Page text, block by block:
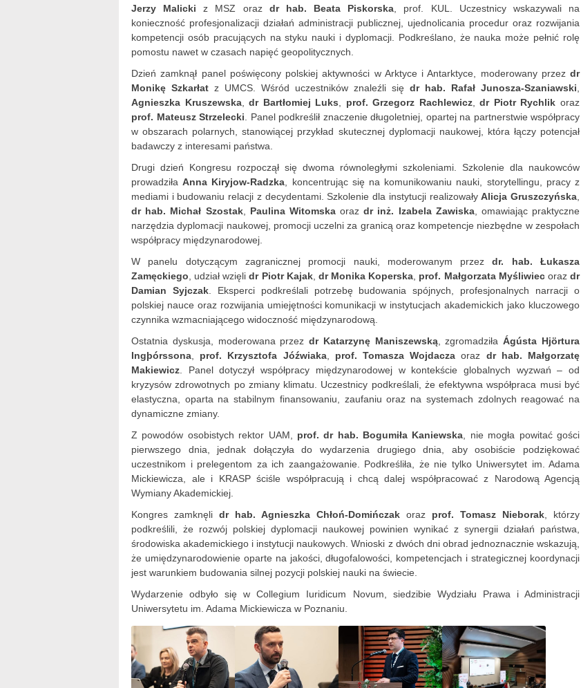
Jerzy Malicki z MSZ oraz dr hab. Beata Piskorska , prof. KUL. Uczestnicy wskazywali na
konieczność profesjonalizacji działań administracji publicznej, ujednolicania procedur oraz rozwijania
kompetencji osób pracujących na styku nauki i dyplomacji. Podkreślano, że nauka może pełnić rolę
pomostu nawet w czasach napięć geopolitycznych.
Dzień zamknął panel poświęcony polskiej aktywności w Arktyce i Antarktyce, moderowany przez dr
Monikę Szkarłat z UMCS. Wśród uczestników znaleźli się dr hab. Rafał Junosza-Szaniawski
Agnieszka Kruszewska,dr Bartłomiej Luks prof. Grzegorz Rachlewicz,dr Piotr Rychlik oraz
prof. Mateusz Strzelecki . Panel podkreślił znaczenie długoletniej, opartej na partnerstwie współpracy
w obszarach polarnych, stanowiącej przykład skutecznej dyplomacji naukowej, która łączy potencjał
badawczy z interesami państwa.
Drugi dzień Kongresu rozpoczął się dwoma równoległymi szkoleniami. Szkolenie dla naukowców
prowadziłaAnna Kiryjow-Radzka , koncentrując się na komunikowaniu nauki, storytellingu, pracy z
mediami i budowaniu relacji z decydentami. Szkolenie dla instytucji realizowałyAlicja Gruszczyńska
dr hab. Michał Szostak, Paulina Witomskaorazdr inż. Izabela Zawiska, omawiając praktyczne
narzędzia dyplomacji naukowej, promocji uczelni za granicą oraz kompetencje niezbędne w zespołach
współpracy międzynarodowej.
W panelu dotyczącym zagranicznej promocji nauki, moderowanym przezdr. hab. Łukasza
Zamęckiego , udział wzięlidr Piotr Kajak, dr Monika Koperska prof. Małgorzata Myśliwiecorazdr
Damian Syjczak. Eksperci podkreślali potrzebę budowania spójnych, profesjonalnych narracji o
polskiej nauce oraz rozwijania umiejętności komunikacji w instytucjach akademickich jako kluczowego
czynnika wzmacniającego widoczność międzynarodową.
Ostatnia dyskusja, moderowana przezdr Katarzynę Maniszewską, zgromadziłaÁgústa Hjörtura
Ingþórssona
prof. Krzysztofa Jóźwiaka, prof. Tomasza Wojdacza oraz dr hab. Małgorzatę
Makiewicz . Panel dotyczył współpracy międzynarodowej w kontekście globalnych wyzwań – od
kryzysów zdrowotnych po zmiany klimatu. Uczestnicy podkreślali, że efektywna współpraca musi być
elastyczna, oparta na stabilnym finansowaniu, zaufaniu oraz na systemach zdolnych reagować na
dynamiczne zmiany.
Z powodów osobistych rektor UAM, prof. dr hab. Bogumiła Kaniewska , nie mogła powitać gości
pierwszego dnia, jednak dołączyła do wydarzenia drugiego dnia, aby osobiście podziękować
uczestnikom i prelegentom za ich zaangażowanie. Podkreśliła, że nie tylko Uniwersytet im. Adama
Mickiewicza, ale i KRASP ściśle współpracują i chcą dalej współpracować z Narodową Agencją
Wymiany Akademickiej.
Kongres zamknęli dr hab. Agnieszka Chłoń-Domińczak oraz prof. Tomasz Nieborak , którzy
podkreślili, że rozwój polskiej dyplomacji naukowej powinien wynikać z synergii działań państwa,
środowiska akademickiego i instytucji naukowych. Wnioski z dwóch dni obrad jednoznacznie wskazują,
że umiędzynarodowienie oparte na jakości, długofalowości, kompetencjach i strategicznej koordynacji
jest warunkiem budowania silnej pozycji polskiej nauki na świecie.
Wydarzenie odbyło się w Collegium Iuridicum Novum, siedzibie Wydziału Prawa i Administracji
Uniwersytetu im. Adama Mickiewicza w Poznaniu.